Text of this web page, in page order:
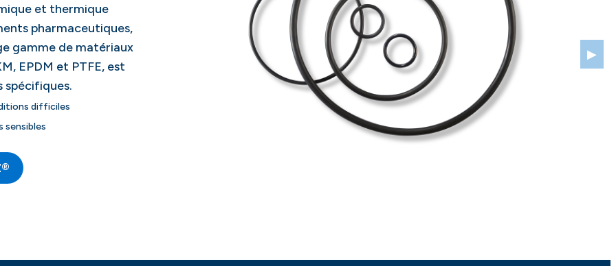
et thermique
pharmaceutiques,
gamme de matériaux
EPDM et PTFE, est
spécifiques.
difficiles
sensibles
▶